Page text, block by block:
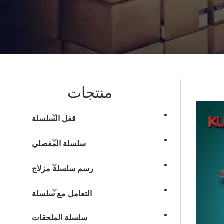
منتجات
قفل السلسلة
سلسلة المفصلي
رسم سلسلة مزلاج
التعامل مع سلسلة
سلسلة الملحقات